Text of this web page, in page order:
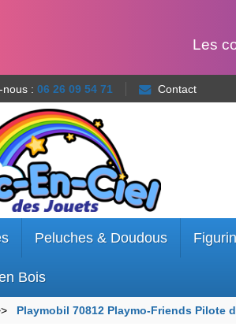
Les
nous : 06 26 09 54 71 Contact
Peluches & Doudous
Bois
Playmobil 70812 Playmo-Friends Pilote